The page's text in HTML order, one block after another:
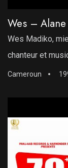
Wes – Alane
Wes Madiko,
chanteur et
Cameroun